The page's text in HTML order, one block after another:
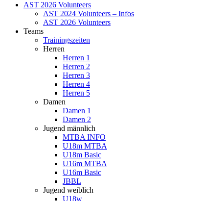
AST 2026 Volunteers
AST 2024 Volunteers – Infos
AST 2026 Volunteers
Teams
Trainingszeiten
Herren
Herren 1
Herren 2
Herren 3
Herren 4
Herren 5
Damen
Damen 1
Damen 2
Jugend männlich
MTBA INFO
U18m MTBA
U18m Basic
U16m MTBA
U16m Basic
JBBL
Jugend weiblich
U18w